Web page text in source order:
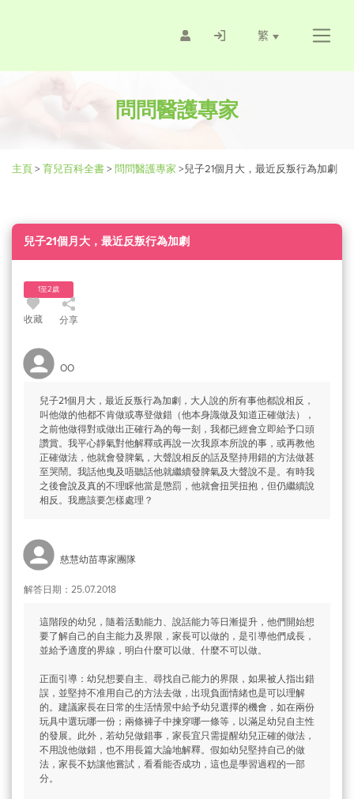
繁
問問醫護專家
主頁> 育兒百科全書> 問問醫護專家 >兒子21個月大，最近反叛行為加劇
兒子21個月大，最近反叛行為加劇
1至2歲
收藏 分享
OO
兒子21個月大，最近反叛行為加劇，大人說的所有事他都說相反，
叫他做的他都不肯做或專登做錯（他本身識做及知道正確做法），
之前他做得對或做出正確行為的每一刻，我都已經會立即給予口頭
讚賞。我平心靜氣對他解釋或再說一次我原本所說的事，或再教他
正確做法，他就會發脾氣，大聲說相反的話及堅持用錯的方法做甚
至哭鬧。我話他曳及唔聽話他就繼續發脾氣及大聲說不是。有時我
之後會說及真的不理睬他當是懲罰，他就會扭哭扭抱，但仍繼續說
相反。我應該要怎樣處理？
慈慧幼苗專家團隊
解答日期：25.07.2018
這階段的幼兒，隨着活動能力、說話能力等日漸提升，他們開始想
要了解自己的自主能力及界限，家長可以做的，是引導他們成長，
並給予適度的界線，明白什麼可以做、什麼不可以做。
正面引導：幼兒想要自主、尋找自己能力的界限，如果被人指出錯
誤，並堅持不准用自己的方法去做，出現負面情緒也是可以理解
的。建議家長在日常的生活情景中給予幼兒選擇的機會，如在兩份
玩具中選玩哪一份；兩條褲子中揀穿哪一條等，以滿足幼兒自主性
的發展。此外，若幼兒做錯事，家長宜只需提醒幼兒正確的做法，
不用說他做錯，也不用長篇大論地解釋。假如幼兒堅持自己的做
法，家長不妨讓他嘗試，看看能否成功，這也是學習過程的一部
分。